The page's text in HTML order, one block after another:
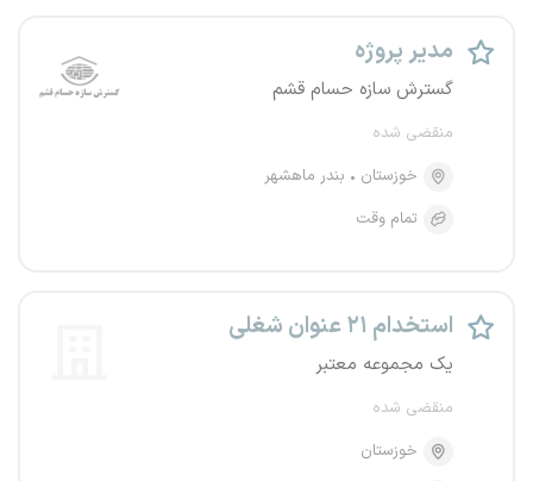
مدیر پروژه
گسترش سازه حسام قشم
منقضی شده
خوزستان
بندر ماهشهر
تمام وقت
استخدام ۲۱ عنوان شغلی
یک مجموعه معتبر
منقضی شده
خوزستان